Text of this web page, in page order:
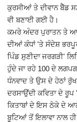
Life & Style
Important
Contact Us
ਕੁਰਸੀਆਂ ਤੇ ਦੀਵਾਨ ਬੈੱਡ
ਵੀ ਬਣਾਈ ਗਈ ਹੈ।
ਕਮਰੇ ਅੰਦਰ ਪੁਰਾਤਨ ਤੇ
ਦੀਆਂ ਕੰਧਾਂ 'ਤੇ ਸੰਦੇਸ਼
ਪਿੰਡ ਸੁਣੀਦਾ ਜਰਗੜੀ'
ਹੁੰਦੇ ਜਾ ਰਹੇ 100 ਦੇ
ਧੰਨਵਾਦ ਤੇ ਉਸ ਦੇ ਹੇਠਾਂ
ਦਰਸਾਉਂਦੀ ਕਵਿਤਾ ਦੇ
ਕਿਤਾਬਾਂ ਦੇ ਇਸ ਠੇਕੇ ਦੇ
ਬੂਟਿਆਂ ਤੋਂ ਇਲਾਵਾ ਨਾਲ